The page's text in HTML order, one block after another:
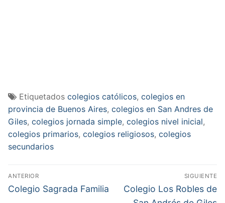
Etiquetados colegios católicos, colegios en
provincia de Buenos Aires, colegios en San Andres de
Giles, colegios jornada simple, colegios nivel inicial,
colegios primarios, colegios religiosos, colegios
secundarios
Navegación
de
ANTERIOR
Entrada
Colegio Sagrada Familia
SIGUIENTE
Entrada
siguiente:
Colegio Los Robles de